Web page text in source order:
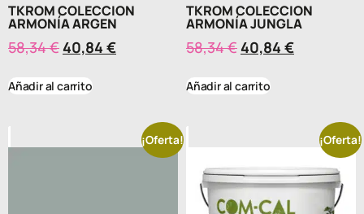
TKROM COLECCION
ARMONÍA ARGEN
58,34€ 40,84 €
Añadir al carrito
TKROM COLECCION
ARMONÍA JUNGLA
58,34€ 40,84 €
Añadir al carrito
¡Oferta! ¡Oferta!